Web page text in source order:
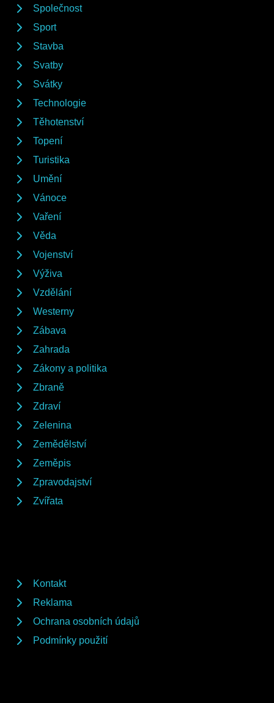
Společnost
Sport
Stavba
Svatby
Svátky
Technologie
Těhotenství
Topení
Turistika
Umění
Vánoce
Vaření
Věda
Vojenství
Výživa
Vzdělání
Westerny
Zábava
Zahrada
Zákony a politika
Zbraně
Zdraví
Zelenina
Zemědělství
Zeměpis
Zpravodajství
Zvířata
Kontakt
Reklama
Ochrana osobních údajů
Podmínky použití